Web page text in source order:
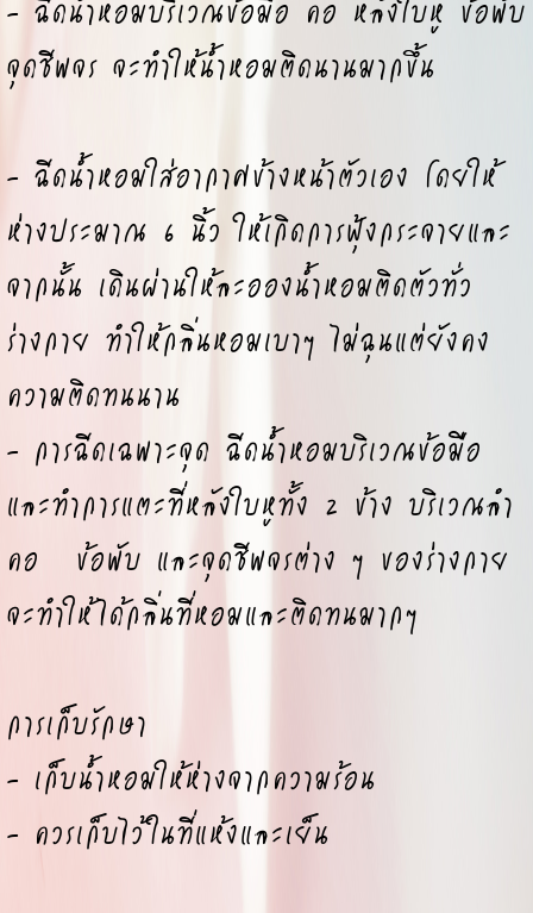
- ฉีดน้ำหอมบริเวณข้อมือ คอ หลังใบหู ข้อพับ
จุดชีพจร จะทำให้น้ำหอมติดนานมากขึ้น
- ฉีดน้ำหอมใส่อากาศข้างหน้าตัวเอง โดยให้
ห่างประมาณ 6 นิ้ว ให้เกิดการฟุ้งกระจายและ
จากนั้น เดินผ่านให้ละอองน้ำหอมติดตัวทั่ว
ร่างกาย ทำให้กลิ่นหอมเบาๆ ไม่ฉุนแต่ยังคง
ความติดทนนาน
- การฉีดเฉพาะจุด ฉีดน้ำหอมบริเวณข้อมือ
และทำการแตะที่หลังใบหูทั้ง 2 ข้าง บริเวณลำ
คอ ข้อพับ และจุดชีพจรต่าง ๆ ของร่างกาย
จะทำให้ได้กลิ่นที่หอมและติดทนมากๆ
การเก็บรักษา
- เก็บน้ำหอมให้ห่างจากความร้อน
- ควรเก็บไว้ในที่แห้งและเย็น